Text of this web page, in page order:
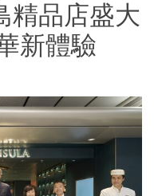
精品店盛大
新體驗